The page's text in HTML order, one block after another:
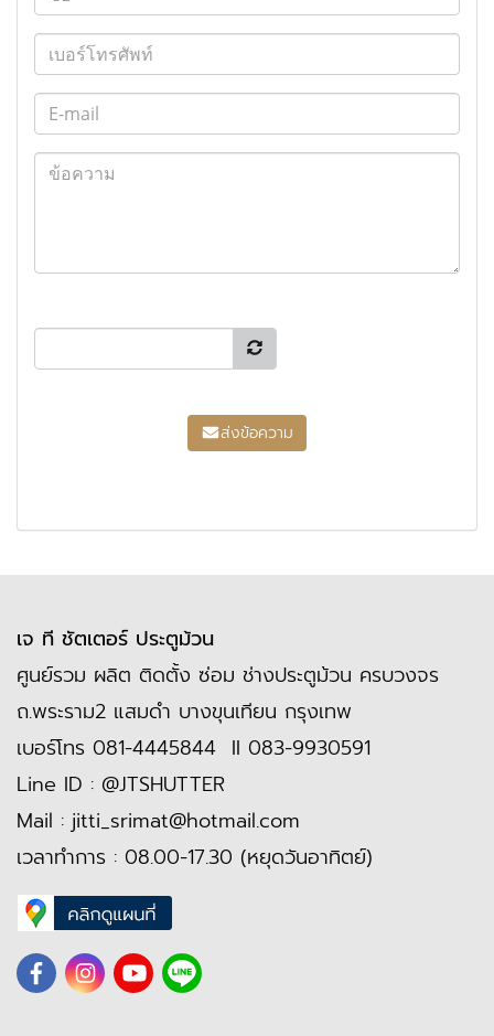
ส่งข้อความ
เจ ที ชัตเตอร์ ประตูม้วน
ศูนย์รวม ผลิต ติดตั้ง ซ่อม ช่างประตูม้วน ครบวงจร
ถ.พระราม2 แสมดำ บางขุนเทียน กรุงเทพ
เบอร์โทร 081-4445844 II 083-9930591
Line ID : @JTSHUTTER
Mail : jitti_srimat@hotmail.com
เวลาทำการ : 08.00-17.30 (หยุดวันอาทิตย์)